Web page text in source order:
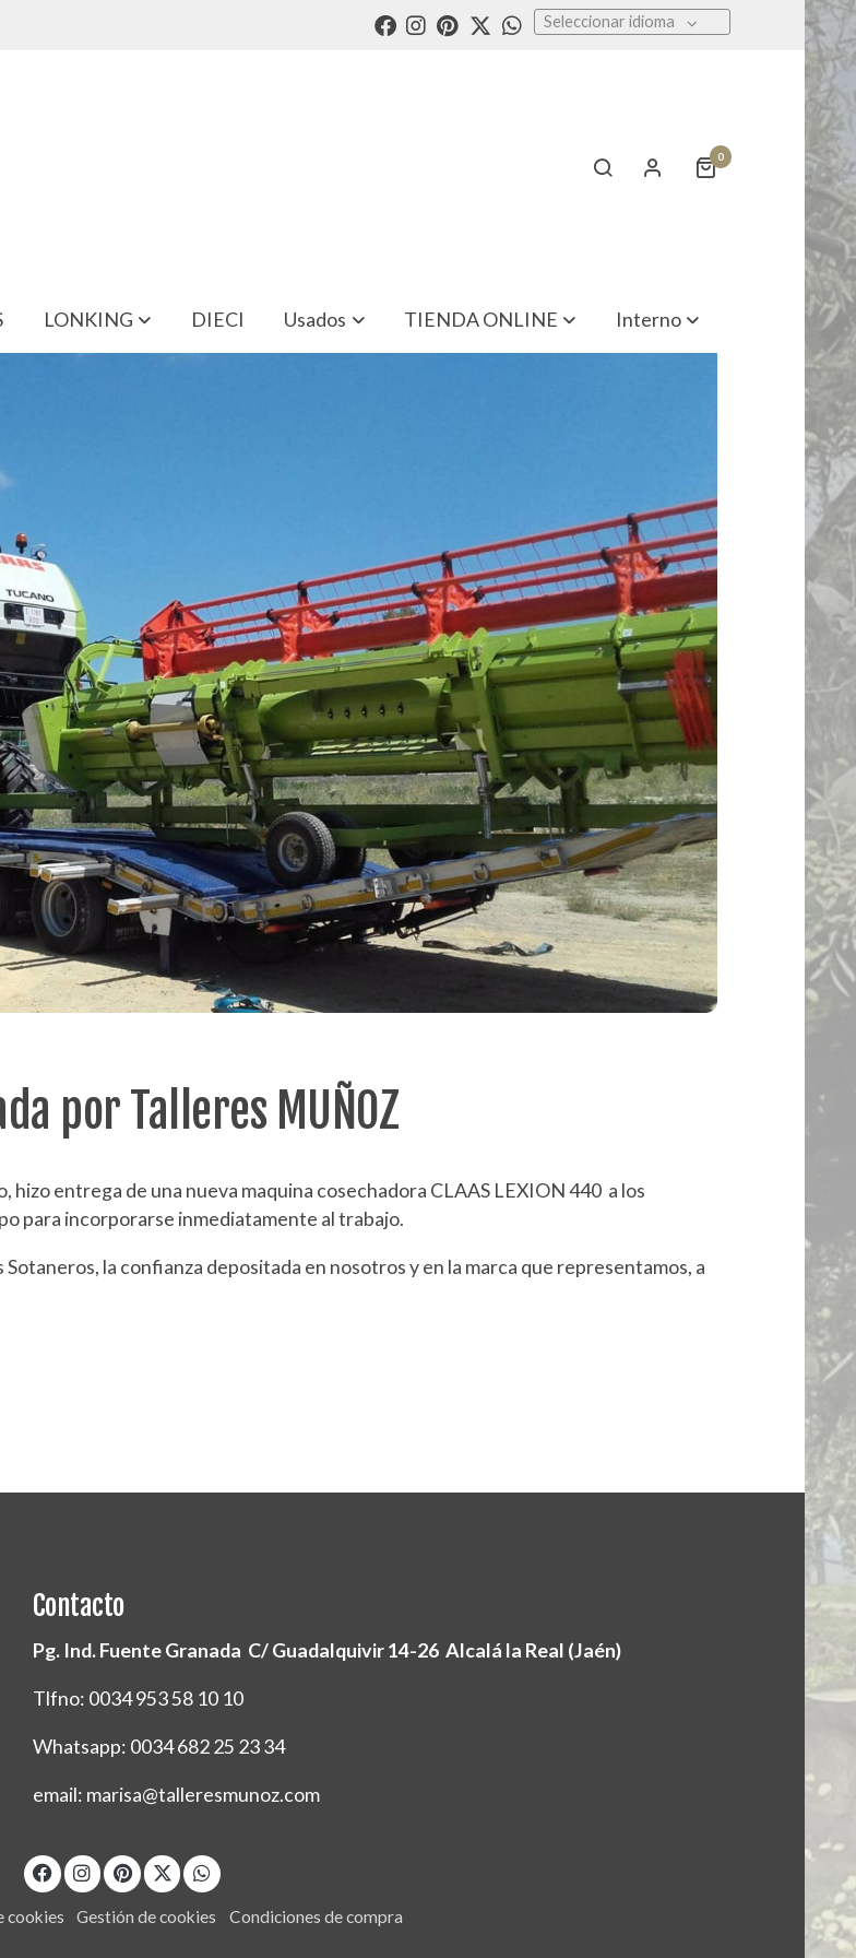
Seleccionar idioma
0
LONKING DIECI Usados TIENDA ONLINE Interno
por Talleres MUÑOZ
hizo entrega de una nueva maquina cosechadora CLAAS LEXION 440 a los
para incorporarse inmediatamente al trabajo.
la confianza depositada en nosotros y en la marca que representamos, a
Contacto
Pg. Ind. Fuente Granada C/ Guadalquivir 14-26 Alcalá la Real (Jaén)
Tlfno: 0034 953 58 10 10
Whatsapp: 0034 682 25 23 34
email: marisa@talleresmunoz.com
cookies Gestión de cookies Condiciones de compra